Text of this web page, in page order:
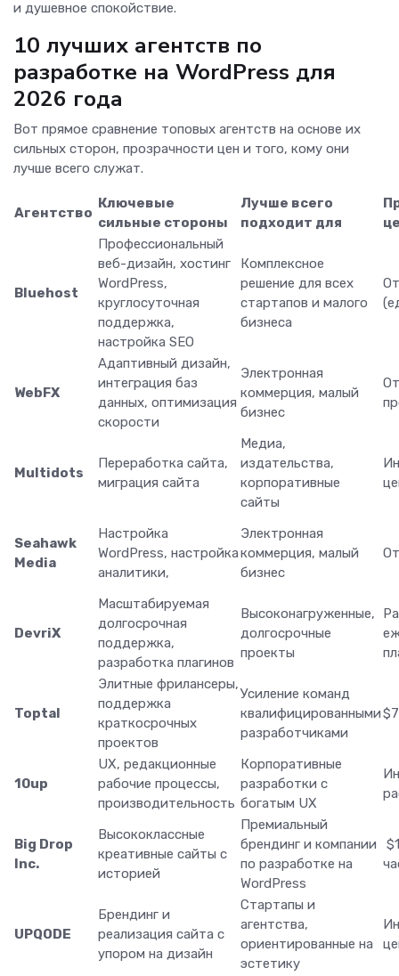
и душевное спокойствие.
10 лучших агентств по
разработке на WordPress для
2026 года
Вот прямое сравнение топовых агентств на основе их
сильных сторон, прозрачности цен и того, кому они
лучше всего служат.
Агентство
Ключевые
сильные стороны
Лучше всего
подходит для
Bluehost
Профессиональный
веб-дизайн, хостинг
WordPress,
круглосуточная
поддержка,
настройка SEO
Комплексное
решение для всех
стартапов и малого
бизнеса
WebFX
Адаптивный дизайн,
интеграция баз
данных, оптимизация
скорости
Электронная
коммерция, малый
бизнес
Multidots
Переработка сайта,
миграция сайта
Медиа,
издательства,
корпоративные
сайты
Seahawk
Media
Настройка
WordPress, настройка
аналитики,
Электронная
коммерция, малый
бизнес
DevriX
Масштабируемая
долгосрочная
поддержка,
разработка плагинов
Высоконагруженные,
долгосрочные
проекты
Toptal
Элитные фрилансеры,
поддержка
краткосрочных
проектов
Усиление команд
квалифицированными
разработчиками
10up
UX, редакционные
рабочие процессы,
производительность
Корпоративные
разработки с
богатым UX
Big Drop
Inc.
Высококлассные
креативные сайты с
историей
Премиальный
брендинг и компании
по разработке на
WordPress
UPQODE
Брендинг и
реализация сайта с
упором на дизайн
Стартапы и
агентства,
ориентированные на
эстетику